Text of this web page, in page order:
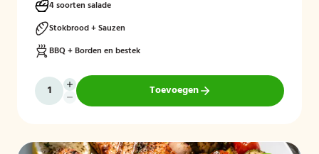
4 soorten salade
Stokbrood + Sauzen
BBQ + Borden en bestek
Toevoegen